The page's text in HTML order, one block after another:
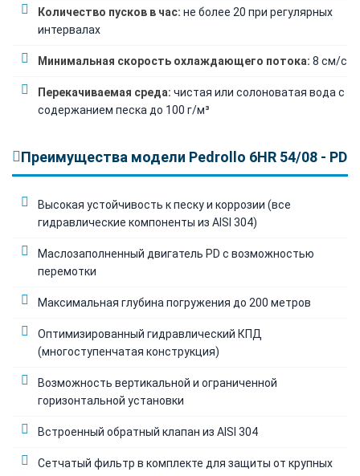
Количество пусков в час: не более 20 при регулярных
интервалах
Минимальная скорость охлаждающего потока: 8 см/с
Перекачиваемая среда: чистая или солоноватая вода с
содержанием песка до 100 г/м³
Преимущества модели Pedrollo 6HR 54/08 - PD
Высокая устойчивость к песку и коррозии (все
гидравлические компоненты из AISI 304)
Маслозаполненный двигатель PD с возможностью
перемотки
Максимальная глубина погружения до 200 метров
Оптимизированный гидравлический КПД
(многоступенчатая конструкция)
Возможность вертикальной и ограниченной
горизонтальной установки
Встроенный обратный клапан из AISI 304
Сетчатый фильтр в комплекте для защиты от крупных